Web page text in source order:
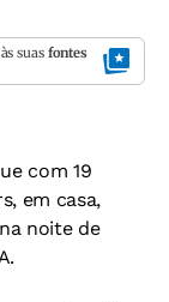
suas fontes
com 19
em casa,
noite de